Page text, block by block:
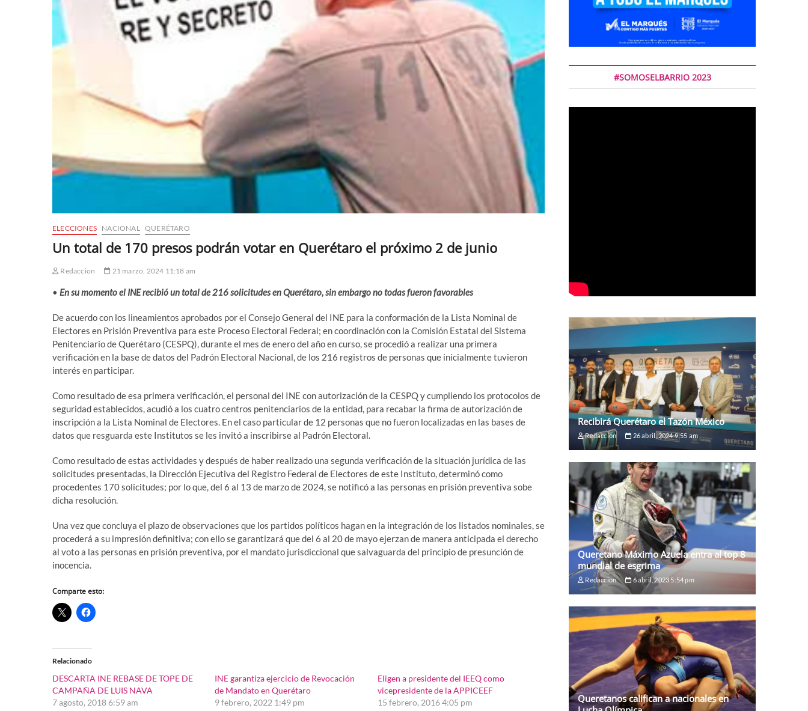
ELECCIONES NACIONAL QUERÉTARO
Un total de 170 presos podrán votar en Querétaro el próximo 2 de junio
Redaccion 21 marzo, 2024 11:18 am
• En su momento el INE recibió un total de 216 solicitudes en Querétaro, sin embargo no todas fueron favorables
De acuerdo con los lineamientos aprobados por el Consejo General del INE para la conformación de la Lista Nominal de
Electores en Prisión Preventiva para este Proceso Electoral Federal; en coordinación con la Comisión Estatal del Sistema
Penitenciario de Querétaro (CESPQ), durante el mes de enero del año en curso, se procedió a realizar una primera
verificación en la base de datos del Padrón Electoral Nacional, de los 216 registros de personas que inicialmente tuvieron
interés en participar.
Como resultado de esa primera verificación, el personal del INE con autorización de la CESPQ y cumpliendo los protocolos de
seguridad establecidos, acudió a los cuatro centros penitenciarios de la entidad, para recabar la firma de autorización de
inscripción a la Lista Nominal de Electores. En el caso particular de 12 personas que no fueron localizadas en las bases de
datos que resguarda este Institutos se les invitó a inscribirse al Padrón Electoral.
Como resultado de estas actividades y después de haber realizado una segunda verificación de la situación jurídica de las
solicitudes presentadas, la Dirección Ejecutiva del Registro Federal de Electores de este Instituto, determinó como
procedentes 170 solicitudes; por lo que, del 6 al 13 de marzo de 2024, se notificó a las personas en prisión preventiva sobe
dicha resolución.
Una vez que concluya el plazo de observaciones que los partidos políticos hagan en la integración de los listados nominales, se
procederá a su impresión definitiva; con ello se garantizará que del 6 al 20 de mayo ejerzan de manera anticipada el derecho
al voto a las personas en prisión preventiva, por el mandato jurisdiccional que salvaguarda del principio de presunción de
inocencia.
Comparte esto:
Relacionado
DESCARTA INE REBASE DE TOPE DE
CAMPAÑA DE LUIS NAVA
7 agosto, 2018 6:59 am
INE garantiza ejercicio de Revocación
de Mandato en Querétaro
9 febrero, 2022 1:49 pm
Eligen a presidente del IEEQ como
vicepresidente de la APPICEEF
15 febrero, 2016 4:05 pm
#SOMOSELBARRIO 2023
Recibirá Querétaro el Tazón México
Redaccion 26 abril, 2024 9:55 am
Queretano Máximo Azuela entra al top 8
mundial de esgrima
Redaccion 6 abril, 2023 5:54 pm
Queretanos califican a nacionales en